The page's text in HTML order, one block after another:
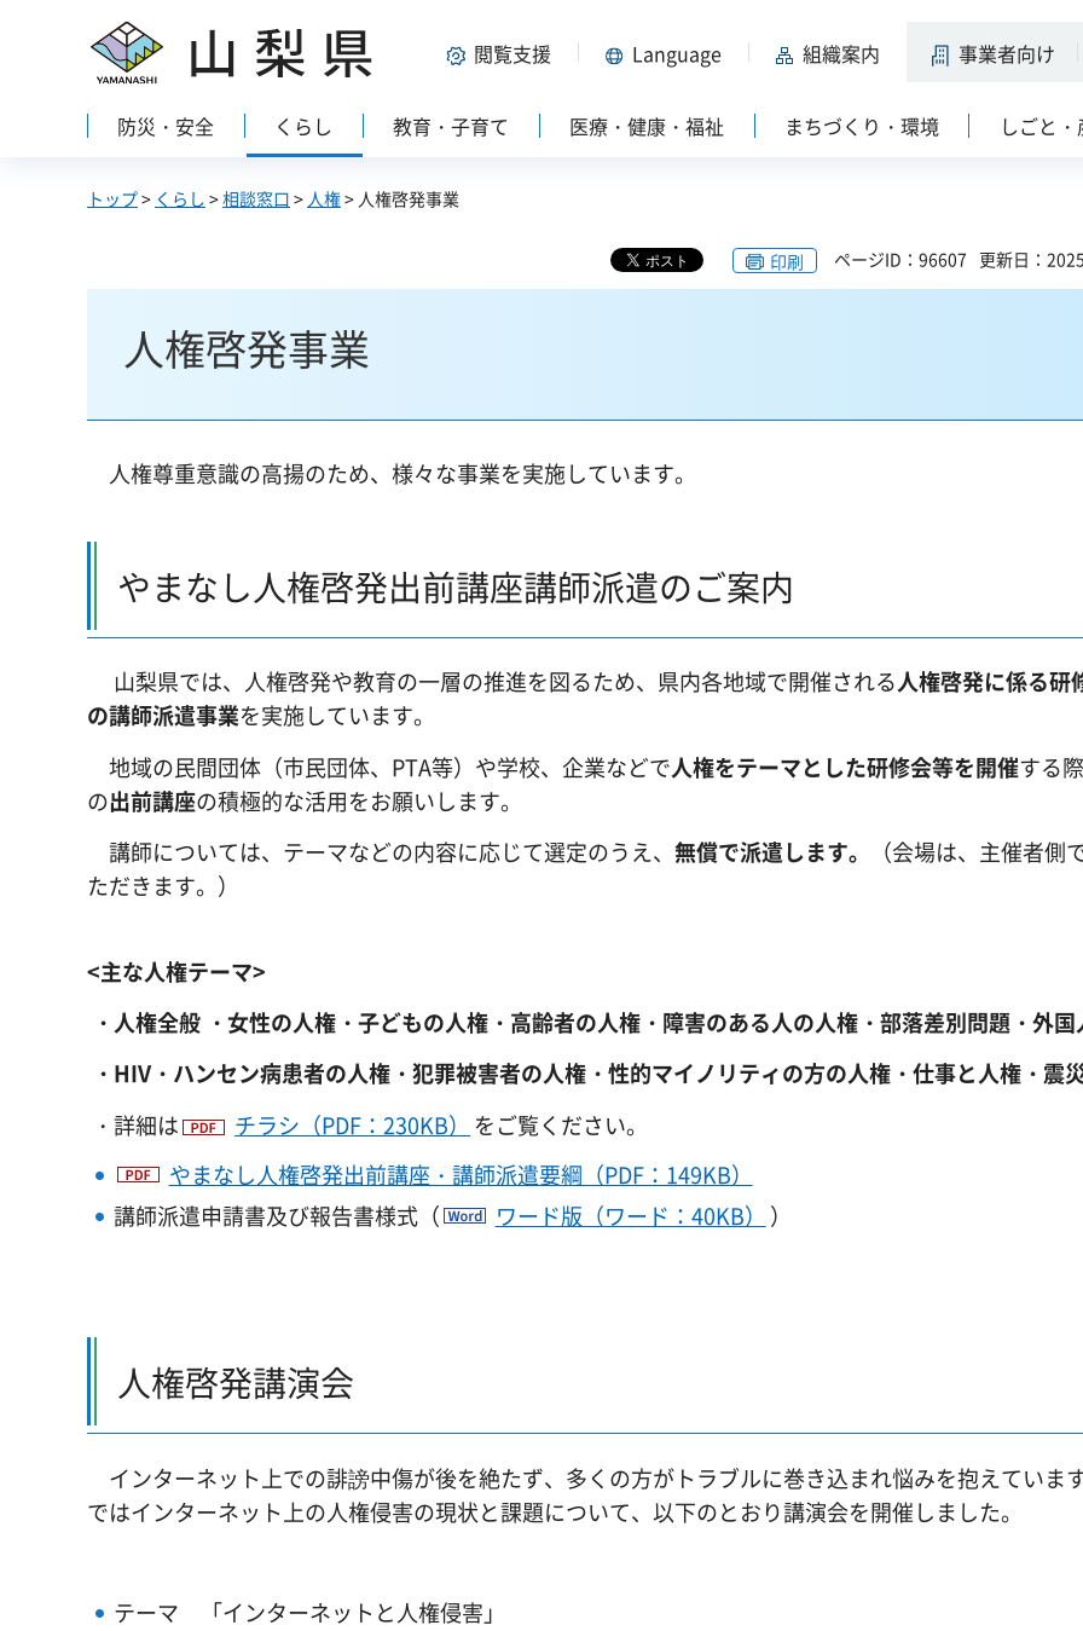
山梨県 閲覧支援 Language 組織案内 事業者向け
防災・安全 くらし 教育・子育て 医療・健康・福祉 まちづくり・環境 しごと
トップ> くらし >相談窓口 > 人権> 人権啓発事業
印刷 ページID：96607 更新日：
人権啓発事業
人権尊重意識の高揚のため、様々な事業を実施しています。
やまなし人権啓発出前講座講師派遣のご案内
山梨県では、人権啓発や教育の一層の推進を図るため、県内各地域で開催される人権啓発に係る研
の講師派遣事業を実施しています。
地域の民間団体（市民団体、PTA等）や学校、企業などで人権をテーマとした研修会等を開催する
の出前講座の積極的な活用をお願いします。
講師については、テーマなどの内容に応じて選定のうえ、 無償で派遣します。
（会場は、主催者側
ただきます。）
<主な人権テーマ>
・人権全般 ・ 女性の人権 ・子どもの人権 ・ 高齢者の人権 ・障害のある人の人権 ・部落差別問題 ・外
・HIV・ハンセン病患者の人権 ・ 犯罪被害者の人権 ・性的マイノリティの方の人権 ・仕事と人権 ・震
・詳細は
チラシ（PDF：230KB）
をご覧ください。
やまなし人権啓発出前講座・講師派遣要綱（PDF：149KB）
講師派遣申請書及び報告書様式（
ワード版（ワード：40KB） ）
人権啓発講演会
インターネット上での誹謗中傷が後を絶たず、多くの方がトラブルに巻き込まれ悩みを抱えていま
ではインターネット上の人権侵害の現状と課題について、以下のとおり講演会を開催しました。
テーマ 「インターネットと人権侵害」